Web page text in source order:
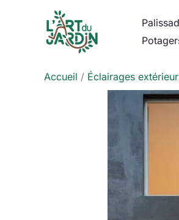
Accueil Éclairages